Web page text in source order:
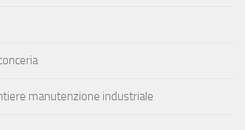
manutenzione industriale